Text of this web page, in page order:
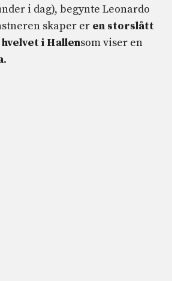
i dag), begynte Leonardo
skaper er en storslått
i Hallensom viser en
.